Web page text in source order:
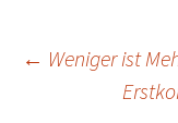
← Weniger ist